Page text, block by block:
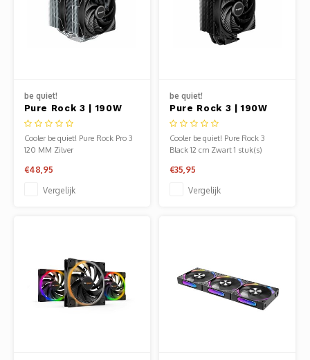
be quiet!
Pure Rock 3 | 190W
TDP | 154mm | CPU
Luchtkoeler
Cooler be quiet! Pure Rock Pro 3
120 MM Zilver
€48,95
Vergelijk
be quiet!
Pure Rock 3 | 190W
TDP | 154mm Hoogte |
120mm Fan | CPU
Luchtkoeler
Cooler be quiet! Pure Rock 3
Black 12 cm Zwart 1 stuk(s)
€35,95
Vergelijk